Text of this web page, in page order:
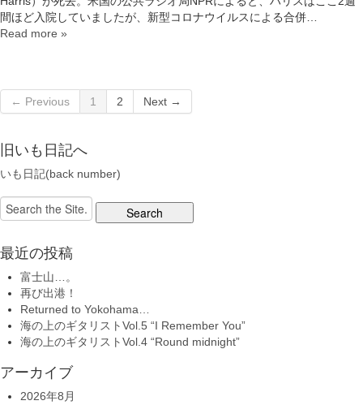
間ほど入院していましたが、新型コロナウイルスによる合併…
Read more »
← Previous 1 2 Next →
旧いも日記へ
いも日記(back number)
Search
for:
最近の投稿
富士山…。
再び出港！
Returned to Yokohama…
海の上のギタリストVol.5 “I Remember You”
海の上のギタリストVol.4 “Round midnight”
アーカイブ
2026年8月